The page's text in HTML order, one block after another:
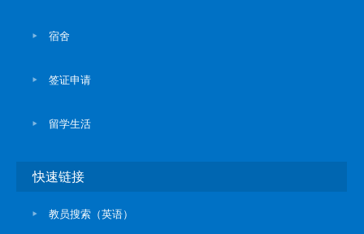
宿舍
签证申请
留学生活
快速链接
教员搜索（英语）